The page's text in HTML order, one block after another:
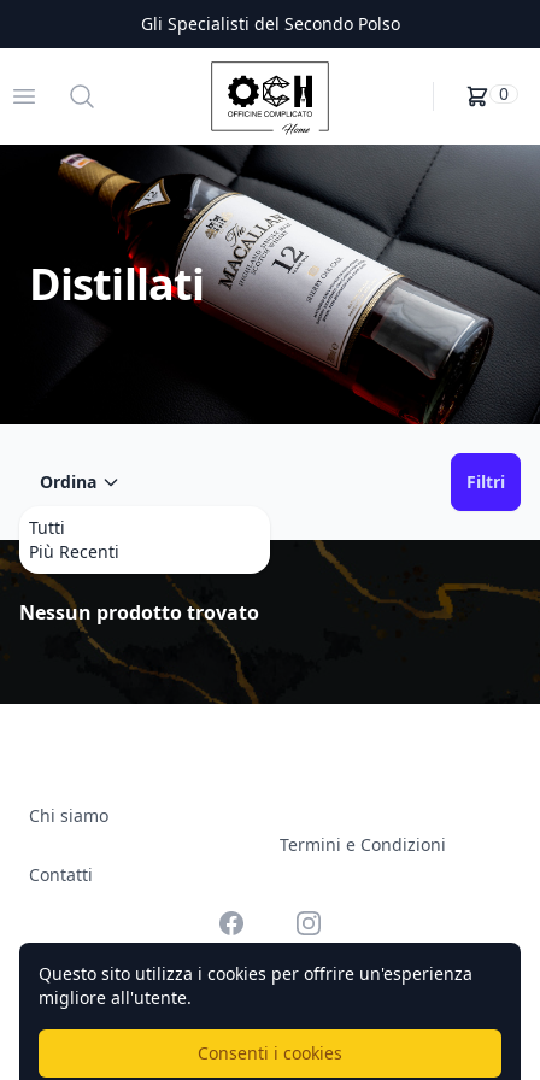
Gli Specialisti del Secondo Polso
Open menu
Search
Officine Complicato
0
Distillati
Ordina
Tutti
Più Recenti
Filtri
Prodotti
Nessun prodotto trovato
Questo sito utilizza i cookies per offrire un'esperienza
migliore all'utente.
Consenti i cookies
Chi siamo
Contatti
Termini e Condizioni
FacebookInstagram
© 2026 Officine Complicato Tutti i diritti riservati.